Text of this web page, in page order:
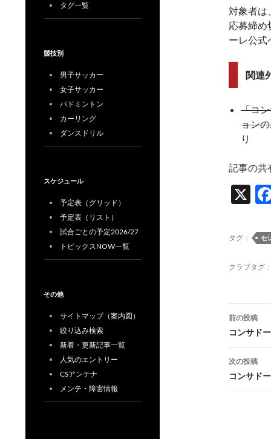
対象者は
応募締め
ーレ公式
関連
「コ
ョン
り
記事の共
X
タグ： セ
クラブタグ：
投
稿
ナ
ビ
ゲ
前の投稿
コンサド
次の投稿
コンサド
タグ一覧
競技別
男子サッカー
女子サッカー
バドミントン
カーリング
ダンスドリル
スケジュール
予定表（グリッド）
予定表（リスト）
試合ごとの予定2026/27
トピックスNOW一覧
その他
サイトマップ（案内図）
絞り込み検索
新着・更新記事一覧
人気のエントリー
CSアンテナ
メンテ・障害情報